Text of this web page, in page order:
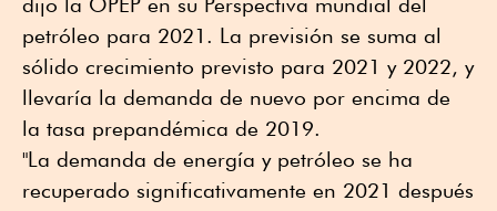
petróleo para 2021. La previsión se suma al
sólido crecimiento previsto para 2021 y 2022, y
llevaría la demanda de nuevo por encima de
la tasa prepandémica de 2019.
"La demanda de energía y petróleo se ha
recuperado significativamente en 2021 después